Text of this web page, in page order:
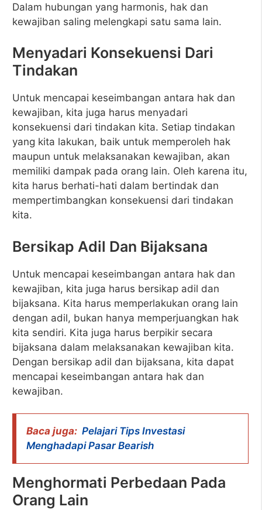
Dalam hubungan yang harmonis, hak dan
kewajiban saling melengkapi satu sama lain.
Menyadari Konsekuensi Dari
Tindakan
Untuk mencapai keseimbangan antara hak dan
kewajiban, kita juga harus menyadari
konsekuensi dari tindakan kita. Setiap tindakan
yang kita lakukan, baik untuk memperoleh hak
maupun untuk melaksanakan kewajiban, akan
memiliki dampak pada orang lain. Oleh karena itu,
kita harus berhati-hati dalam bertindak dan
mempertimbangkan konsekuensi dari tindakan
kita.
Bersikap Adil Dan Bijaksana
Untuk mencapai keseimbangan antara hak dan
kewajiban, kita juga harus bersikap adil dan
bijaksana. Kita harus memperlakukan orang lain
dengan adil, bukan hanya memperjuangkan hak
kita sendiri. Kita juga harus berpikir secara
bijaksana dalam melaksanakan kewajiban kita.
Dengan bersikap adil dan bijaksana, kita dapat
mencapai keseimbangan antara hak dan
kewajiban.
Baca juga: Pelajari Tips Investasi
Menghadapi Pasar Bearish
Menghormati Perbedaan Pada
Orang Lain